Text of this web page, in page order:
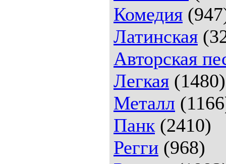
Комедия
Латинская
Авторская
Легкая (1480)
Металл
Панк (2410)
Регги (968)